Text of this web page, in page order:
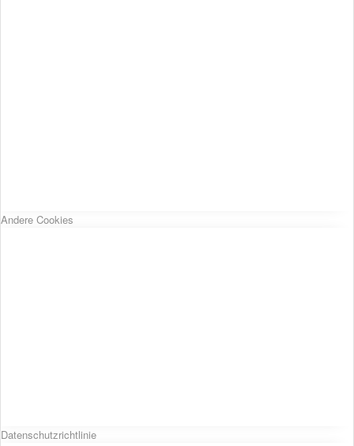
Andere Cookies
Datenschutzrichtlinie